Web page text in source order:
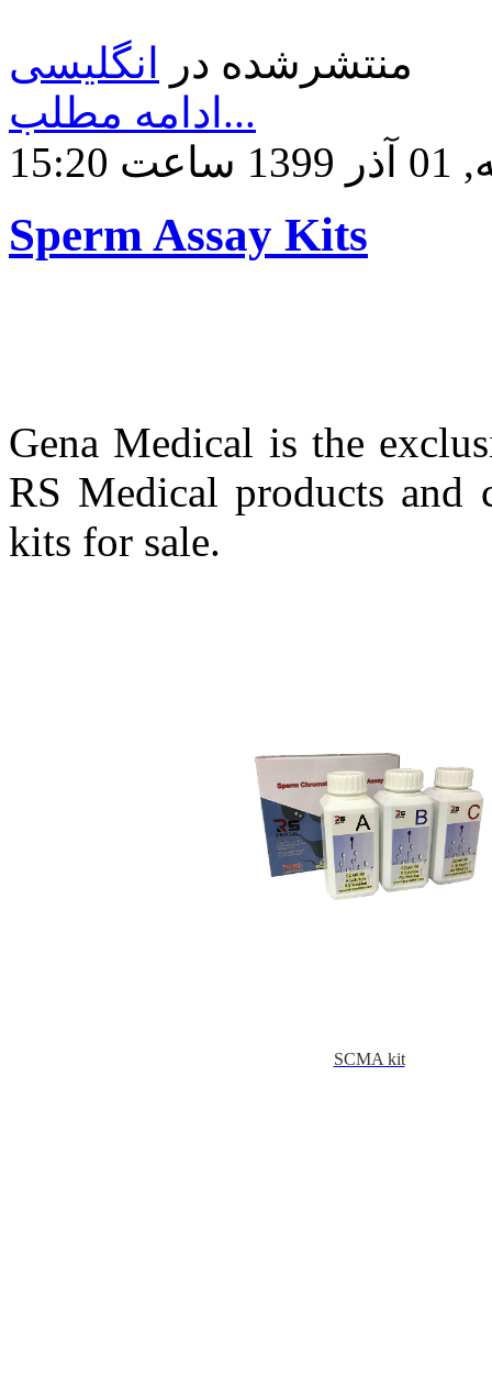
منتشرشده در
انگلیسی
ادامه مطلب...
15:20
Sperm Assay Kits
Gena Medical is the
RS Medical products and
kits for sale.
SCMA kit